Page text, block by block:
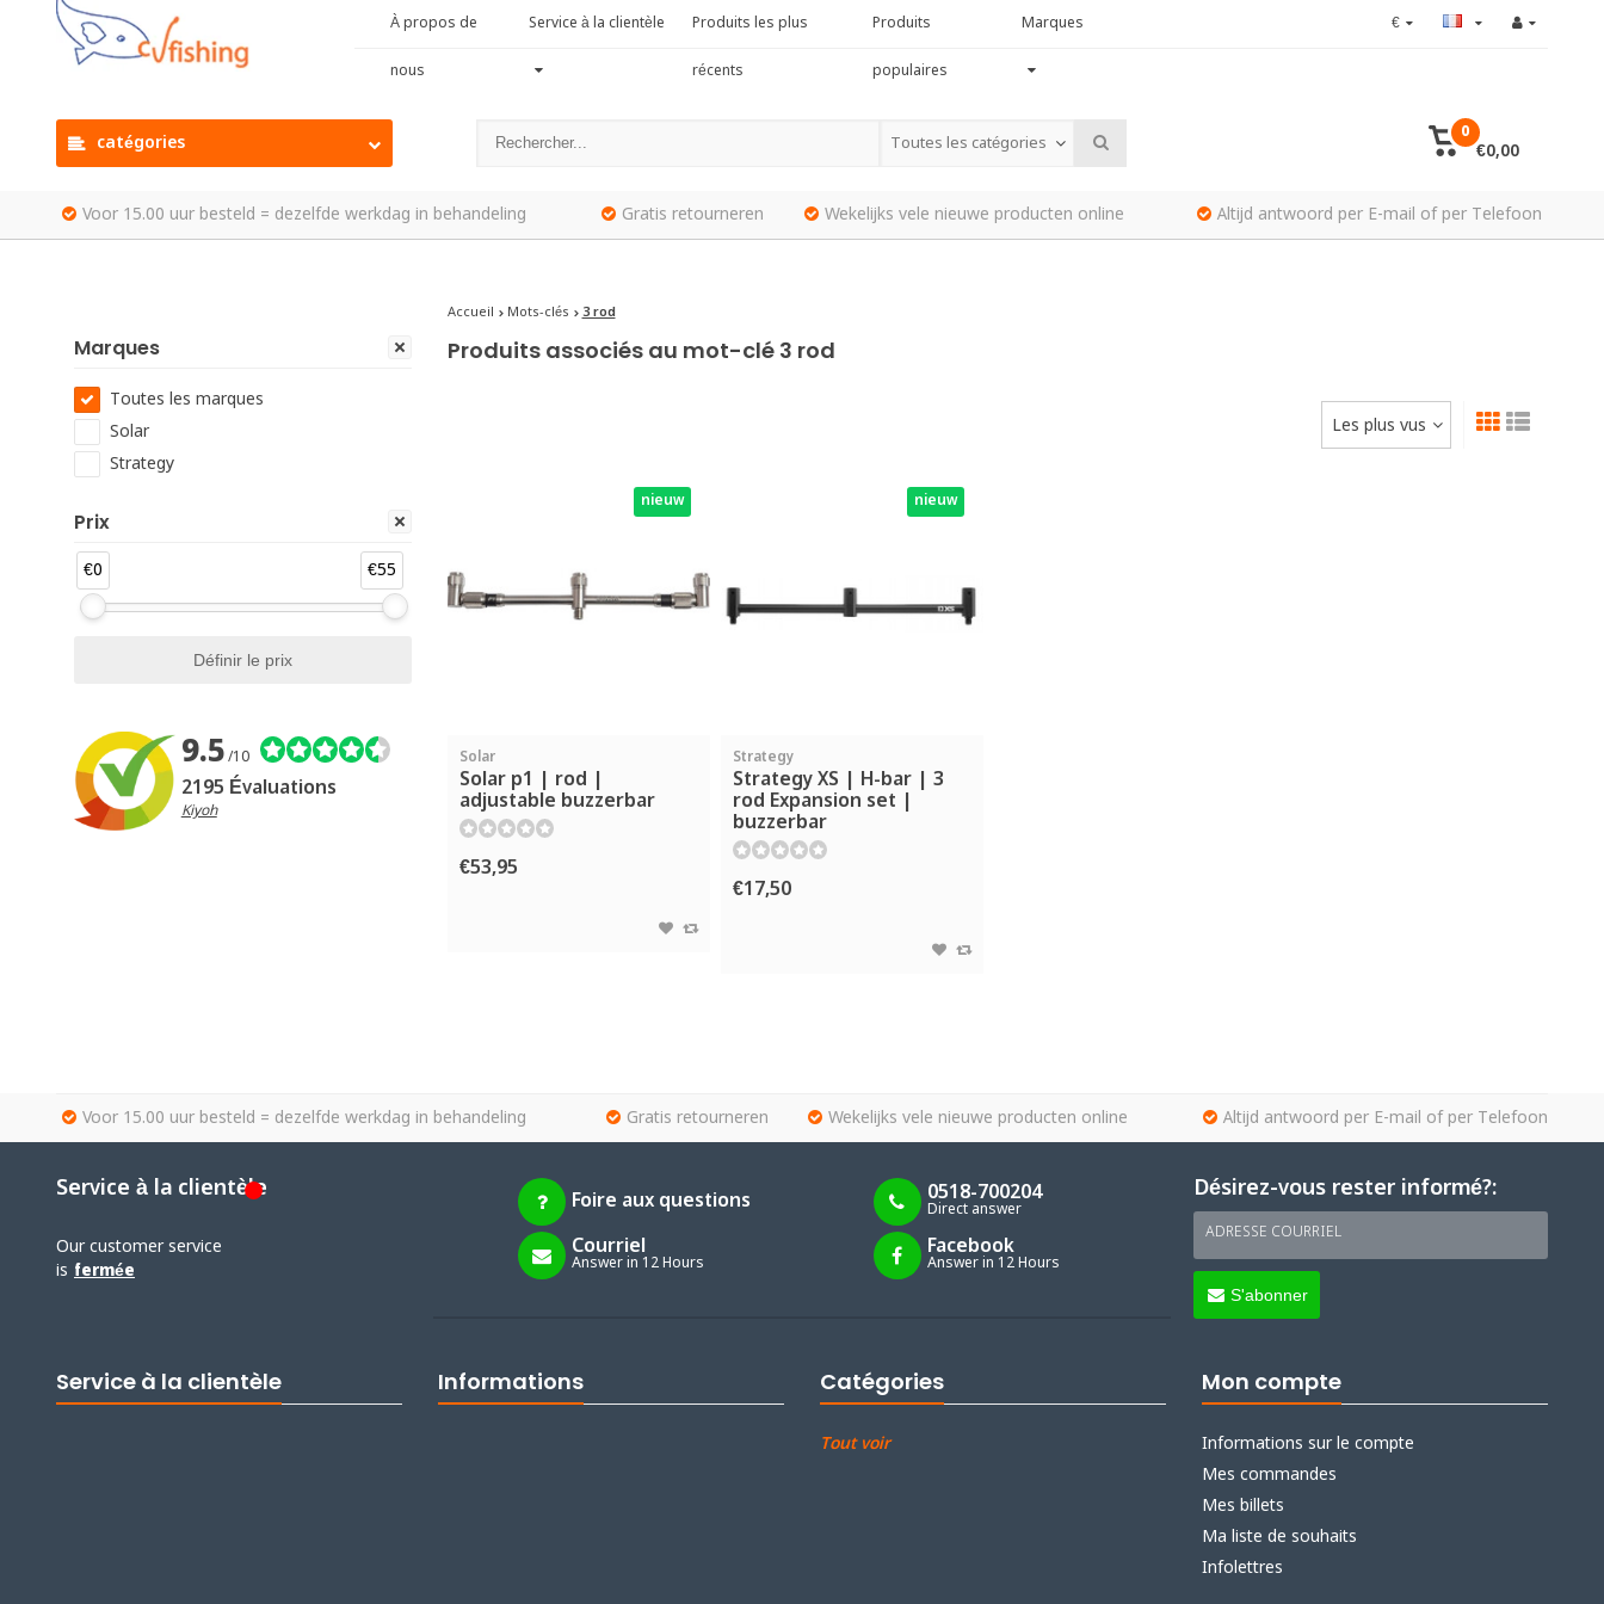
À propos de
nous
Service à la clientèle Produits les plus
récents
Produits
populaires
Marques €
catégories Toutes les catégories
0
€0,00
Voor 15.00 uur besteld = dezelfde werkdag in behandeling Gratis retourneren Wekelijks vele nieuwe producten online Altijd antwoord per E-mail of per Telefoon
Marques
Toutes les marques
Solar
Strategy
Prix
€0 €55
9.5/10
2195 Évaluations
Kiyoh
Accueil Mots-clés 3 rod
Produits associés au mot-clé 3 rod
Les plus vus
nieuw
Solar
Solar p1 | rod |
adjustable buzzerbar
€53,95
nieuw
Strategy
Strategy XS | H-bar | 3
rod Expansion set |
buzzerbar
€17,50
Voor 15.00 uur besteld = dezelfde werkdag in behandeling Gratis retourneren Wekelijks vele nieuwe producten online Altijd antwoord per E-mail of per Telefoon
Service à la clientèle
Our customer service
is fermée
Foire aux questions 0518-700204
Direct answer
Courriel
Answer in 12 Hours
Facebook
Answer in 12 Hours
Désirez-vous rester informé?:
ADRESSE COURRIEL
S'abonner
Service à la clientèle Informations Catégories
Tout voir
Mon compte
Informations sur le compte
Mes commandes
Mes billets
Ma liste de souhaits
Infolettres